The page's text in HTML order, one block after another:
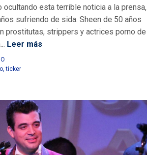
ocultando esta terrible noticia a la prensa,
sufriendo de sida. Sheen de 50 años
prostitutas, strippers y actrices porno de
Leer más
,ticker